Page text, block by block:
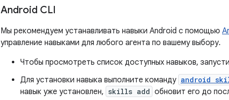
Android CLI
Мы рекомендуем устанавливать навыки Android с помощью
управление навыками для любого агента по вашему выбору.
Чтобы просмотреть список доступных навыков,
Для установки навыка выполните команду android
навык уже установлен, skills add обновит его до